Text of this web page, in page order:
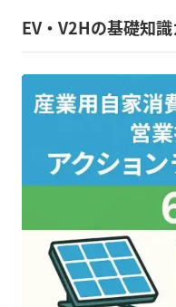
EV・V2Hの基礎知